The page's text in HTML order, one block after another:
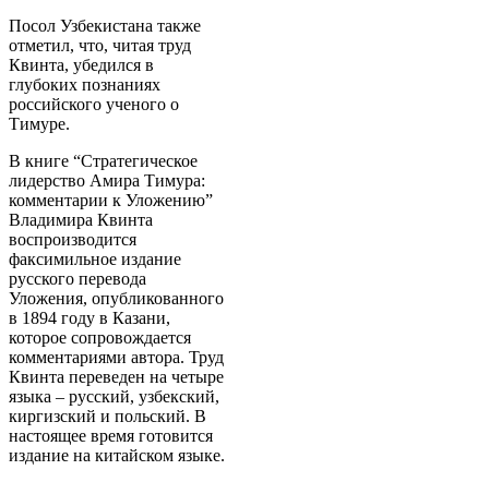
Посол Узбекистана также
отметил, что, читая труд
Квинта, убедился в
глубоких познаниях
российского ученого о
Тимуре.
В книге “Стратегическое
лидерство Амира Тимура:
комментарии к Уложению”
Владимира Квинта
воспроизводится
факсимильное издание
русского перевода
Уложения, опубликованного
в 1894 году в Казани,
которое сопровождается
комментариями автора. Труд
Квинта переведен на четыре
языка – русский, узбекский,
киргизский и польский. В
настоящее время готовится
издание на китайском языке.